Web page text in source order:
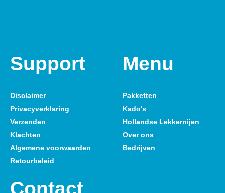
Support
Disclaimer
Privacyverklaring
Verzenden
Klachten
Algemene voorwaarden
Retourbeleid
Menu
Pakketten
Kado's
Hollandse Lekkernijen
Over ons
Bedrijven
Contact